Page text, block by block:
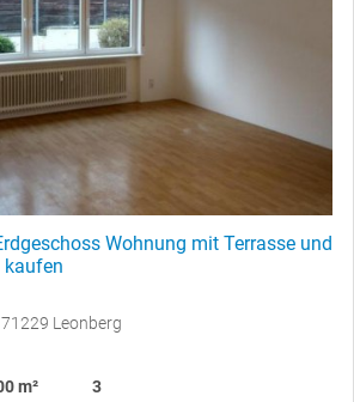
Wohnung mit Terrasse und
kaufen
Leonberg
m²
3